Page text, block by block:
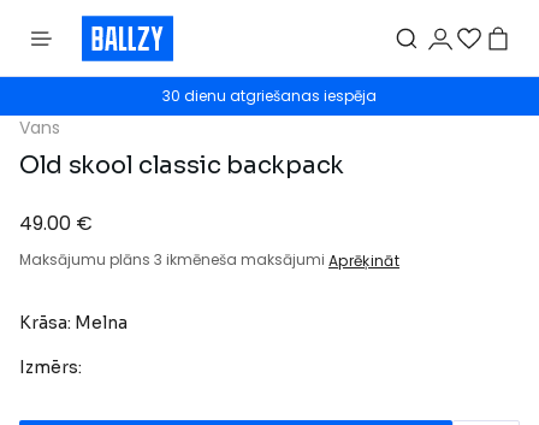
30 dienu atgriešanas iespēja
Vans
Old skool classic backpack
49.00 €
Maksājumu plāns 3 ikmēneša maksājumi Aprēķināt
Krāsa: Melna
Izmērs: